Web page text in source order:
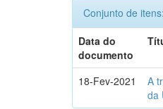
Conjunto de itens:
Data do
documento
18-Fev-2021
A
da